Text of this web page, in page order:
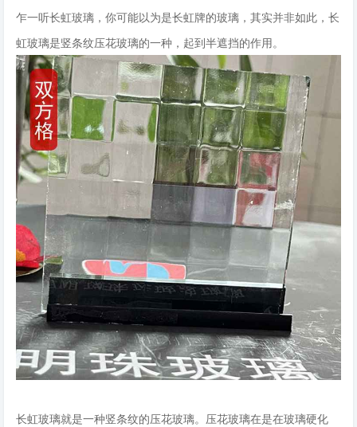
乍一听长虹玻璃，你可能以为是长虹牌的玻璃，其实并非如此，长
虹玻璃是竖条纹压花玻璃的一种，起到半遮挡的作用。
长虹玻璃就是一种竖条纹的压花玻璃。压花玻璃在是在玻璃硬化